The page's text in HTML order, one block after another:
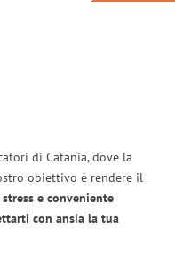
di Catania, dove la
obiettivo è rendere il
e conveniente
con ansia la tua